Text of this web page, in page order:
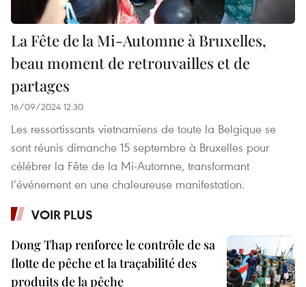
La Fête de la Mi-Automne à Bruxelles,
beau moment de retrouvailles et de
partages
16/09/2024 12:30
Les ressortissants vietnamiens de toute la Belgique se
sont réunis dimanche 15 septembre à Bruxelles pour
célébrer la Fête de la Mi-Automne, transformant
l’événement en une chaleureuse manifestation.
VOIR PLUS
Dong Thap renforce le contrôle de sa
flotte de pêche et la traçabilité des
produits de la pêche